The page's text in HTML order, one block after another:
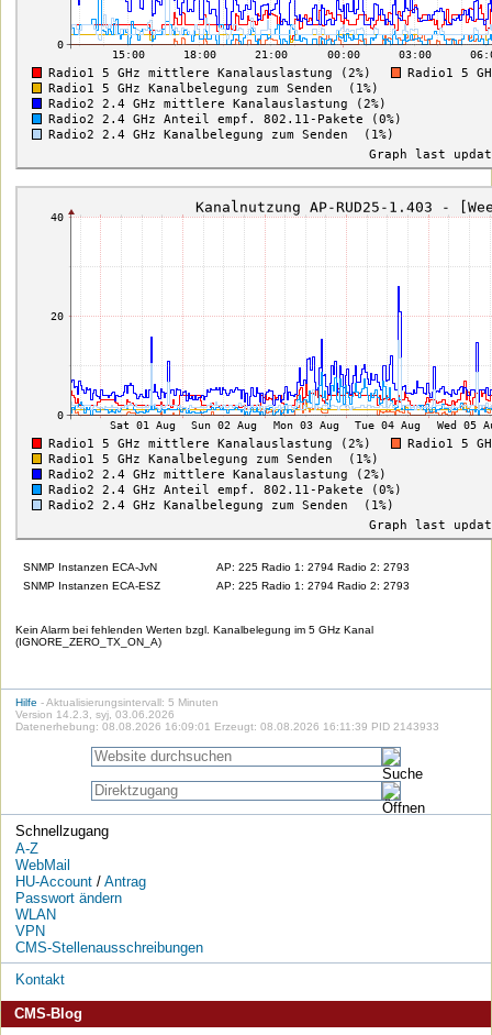
SNMP Instanzen ECA-JvN
AP: 225 Radio 1: 2794 Radio 2: 2793
SNMP Instanzen ECA-ESZ
AP: 225 Radio 1: 2794 Radio 2: 2793
Kein Alarm bei fehlenden Werten bzgl. Kanalbelegung im 5 GHz Kanal
(IGNORE_ZERO_TX_ON_A)
Hilfe - Aktualisierungsintervall: 5 Minuten
Version 14.2.3, syj, 03.06.2026
Datenerhebung: 08.08.2026 16:09:01 Erzeugt: 08.08.2026 16:11:39 PID 2143933
Schnellzugang
A-Z
WebMail
HU-Account/ Antrag
Passwort ändern
WLAN
VPN
CMS-Stellenausschreibungen
Kontakt
CMS-Blog